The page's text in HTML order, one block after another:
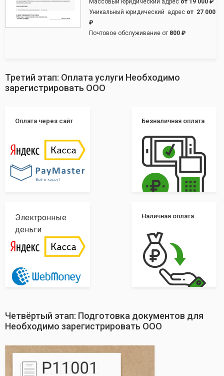
Массовый юридический адрес от 19 000 ₽
Уникальный юридический адрес от 27 000
₽
Почтовое обслуживание от 800 ₽
Третий этап: Оплата услуги Необходимо
зарегистрировать ООО
Оплата через сайт Безналичная оплата
Электронные
деньги
Наличная оплата
Четвёртый этап: Подготовка документов для
Необходимо зарегистрировать ООО